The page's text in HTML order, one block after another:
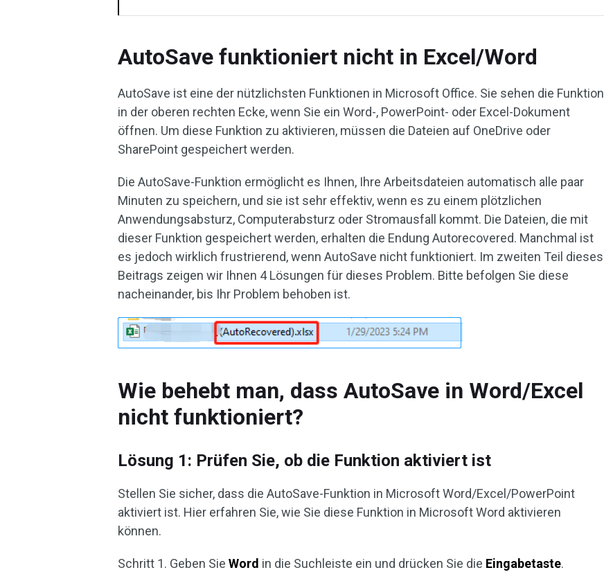
AutoSave funktioniert nicht in Excel/Word
AutoSave ist eine der nützlichsten Funktionen in Microsoft Office. Sie sehen die Funktion
in der oberen rechten Ecke, wenn Sie ein Word-, PowerPoint- oder Excel-Dokument
öffnen. Um diese Funktion zu aktivieren, müssen die Dateien auf OneDrive oder
SharePoint gespeichert werden.
Die AutoSave-Funktion ermöglicht es Ihnen, Ihre Arbeitsdateien automatisch alle paar
Minuten zu speichern, und sie ist sehr effektiv, wenn es zu einem plötzlichen
Anwendungsabsturz, Computerabsturz oder Stromausfall kommt. Die Dateien, die mit
dieser Funktion gespeichert werden, erhalten die Endung Autorecovered. Manchmal ist
es jedoch wirklich frustrierend, wenn AutoSave nicht funktioniert. Im zweiten Teil dieses
Beitrags zeigen wir Ihnen 4 Lösungen für dieses Problem. Bitte befolgen Sie diese
nacheinander, bis Ihr Problem behoben ist.
Wie behebt man, dass AutoSave in Word/Excel
nicht funktioniert?
Lösung 1: Prüfen Sie, ob die Funktion aktiviert ist
Stellen Sie sicher, dass die AutoSave-Funktion in Microsoft Word/Excel/PowerPoint
aktiviert ist. Hier erfahren Sie, wie Sie diese Funktion in Microsoft Word aktivieren
können.
Schritt 1. Geben SieWord in die Suchleiste ein und drücken Sie die Eingabetaste.